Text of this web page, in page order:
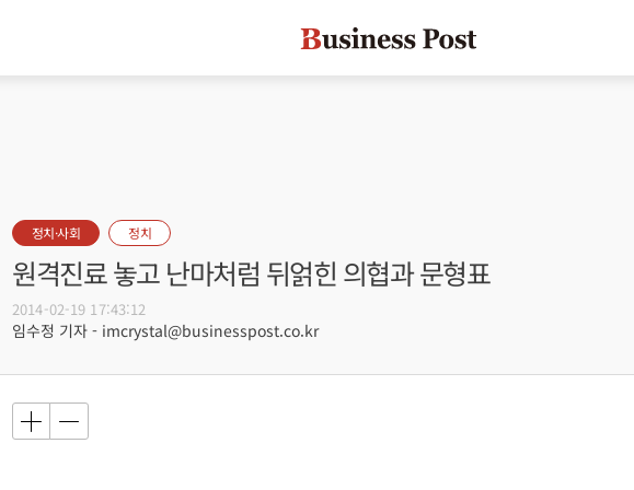
정치·사회 정치
원격진료 놓고 난마처럼 뒤얽힌 의협과 문형표
2014-02-19 17:43:12
임수정 기자 - imcrystal@businesspost.co.kr